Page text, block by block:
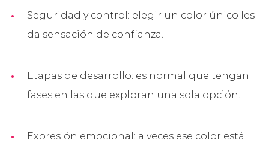
Seguridad y control: elegir un color único les
da sensación de confianza.
Etapas de desarrollo: es normal que tengan
fases en las que exploran una sola opción.
Expresión emocional: a veces ese color está